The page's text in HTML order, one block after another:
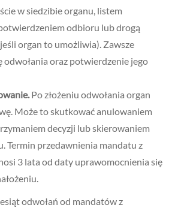
w siedzibie organu, listem
odbioru lub drogą
organ to umożliwia). Zawsze
odwołania oraz potwierdzenie jego
Po złożeniu odwołania organ
Może to skutkować anulowaniem
decyzji lub skierowaniem
Termin przedawnienia mandatu z
3 lata od daty uprawomocnienia się
odwołań od mandatów z